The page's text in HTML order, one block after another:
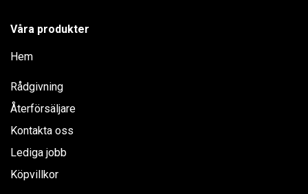
Våra produkter
Hem
Rådgivning
Återförsäljare
Kontakta oss
Lediga jobb
Köpvillkor